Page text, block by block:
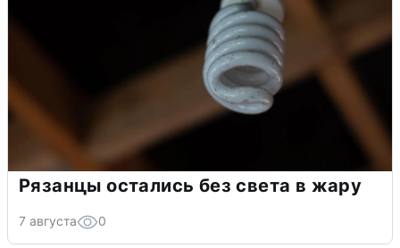
Рязанцы остались без света в жару
7 августа 0